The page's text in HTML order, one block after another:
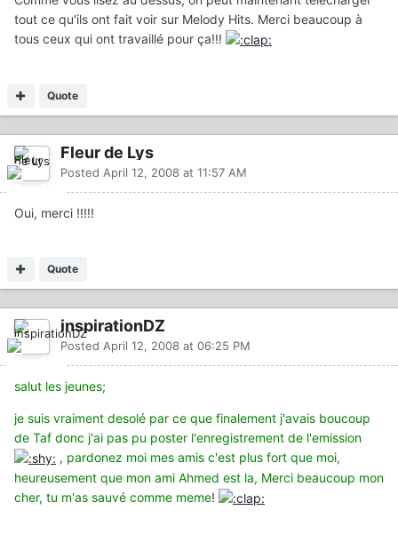
tout ce qu'ils ont fait voir sur Melody Hits. Merci beaucoup à
tous ceux qui ont travaillé pour ça!!!
Quote
Fleur de Lys
Posted April 12, 2008 at 11:57 AM
Oui, merci !!!!!
Quote
inspirationDZ
Posted April 12, 2008 at 06:25 PM
salut les jeunes;
je suis vraiment desolé par ce que finalement j'avais boucoup
de Taf donc j'ai pas pu poster l'enregistrement de l'emission
, pardonez moi mes amis c'est plus fort que moi,
heureusement que mon ami Ahmed est la, Merci beaucoup mon
cher, tu m'as sauvé comme meme!